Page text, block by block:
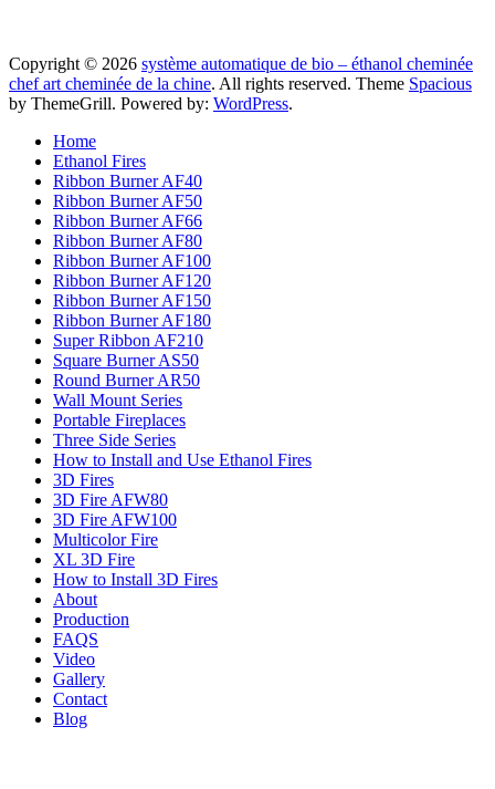
Copyright © 2026 système automatique de bio – éthanol cheminée
chef art cheminée de la chine. All rights reserved. Theme Spacious
by ThemeGrill. Powered by: WordPress.
Home
Ethanol Fires
Ribbon Burner AF40
Ribbon Burner AF50
Ribbon Burner AF66
Ribbon Burner AF80
Ribbon Burner AF100
Ribbon Burner AF120
Ribbon Burner AF150
Ribbon Burner AF180
Super Ribbon AF210
Square Burner AS50
Round Burner AR50
Wall Mount Series
Portable Fireplaces
Three Side Series
How to Install and Use Ethanol Fires
3D Fires
3D Fire AFW80
3D Fire AFW100
Multicolor Fire
XL 3D Fire
How to Install 3D Fires
About
Production
FAQS
Video
Gallery
Contact
Blog